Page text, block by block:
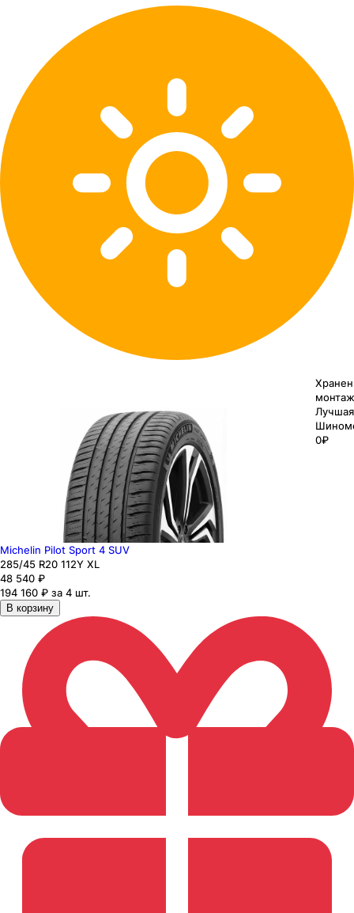
0₽
Michelin Pilot Sport 4 SUV
285/45 R20 112Y XL
48 540 ₽
194 160 ₽ за 4 шт.
В корзину